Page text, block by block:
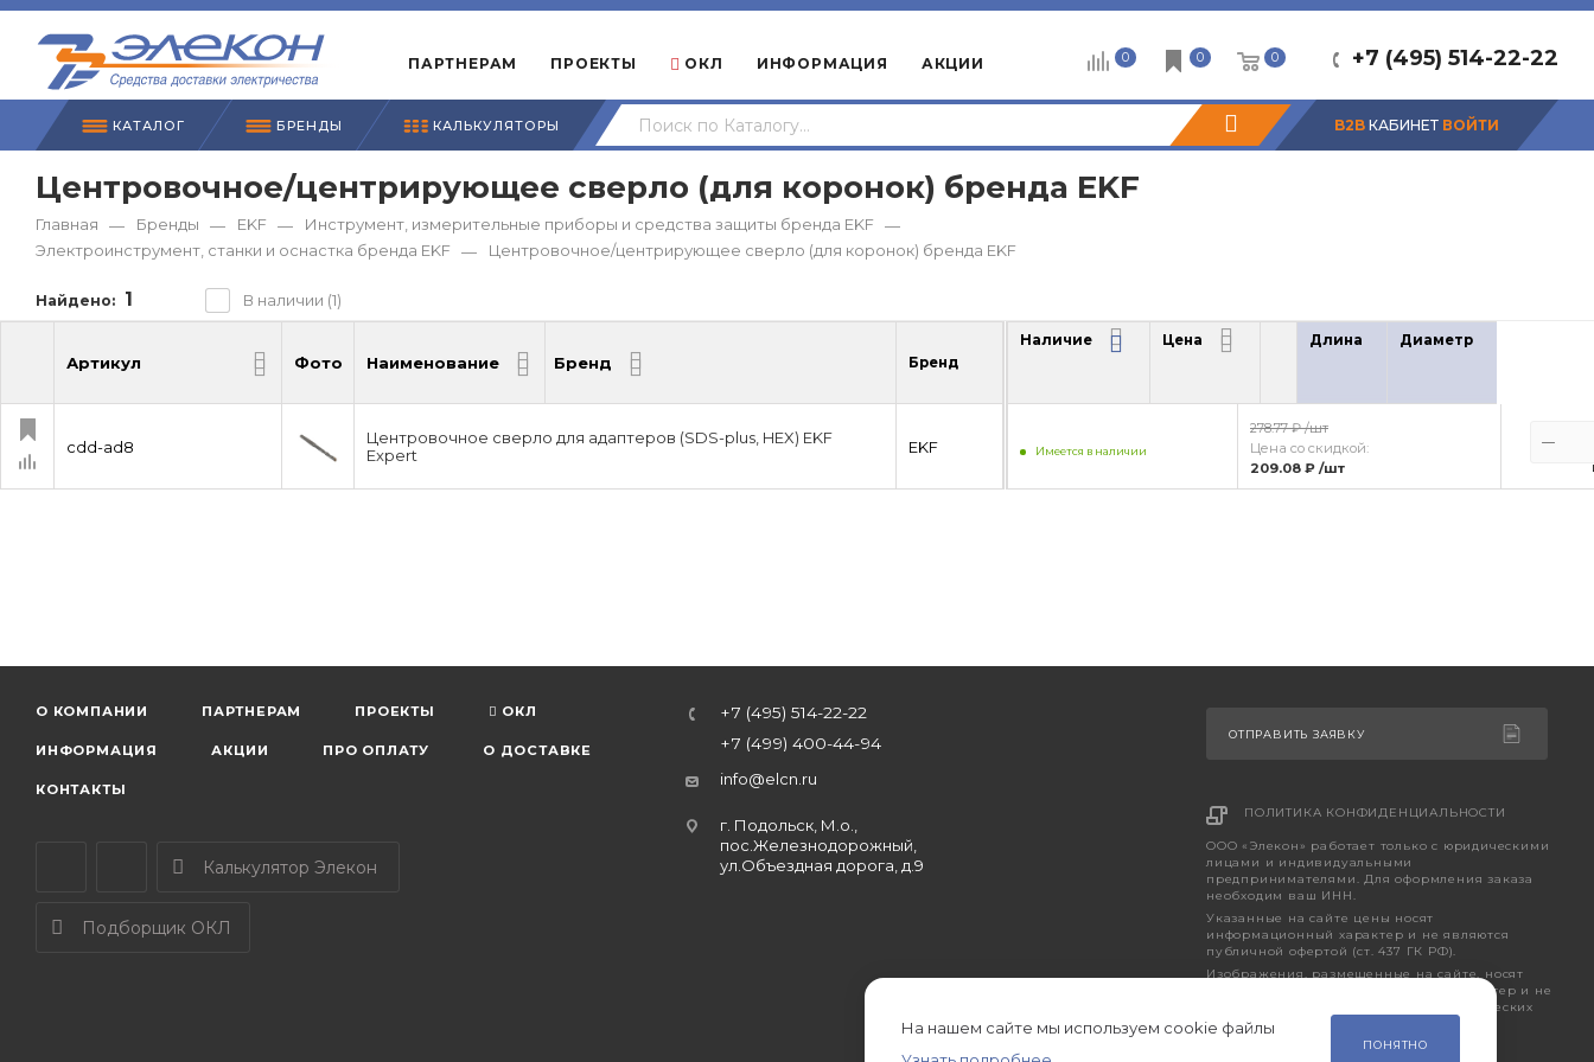
ПАРТНЕРАМ ПРОЕКТЫ ОКЛ ИНФОРМАЦИЯ АКЦИИ +7 (495) 514-22-22
0 0 0
B2B КАБИНЕТ ВОЙТИ
КАТАЛОГ БРЕНДЫ КАЛЬКУЛЯТОРЫ
Центровочное/центрирующее сверло (для коронок) бренда EKF
Главная — Бренды — EKF — Инструмент, измерительные приборы и средства защиты бренда EKF —
Электроинструмент, станки и оснастка бренда EKF — Центровочное/центрирующее сверло (для коронок) бренда EKF
Найдено: 1 В наличии (1)
Артикул Фото Наименование Бренд
Наличие Цена Длина
Диаметр
Артикул
Фото Наименование Бренд
cdd-ad8
Центровочное сверло для адаптеров (SDS-plus, HEX) EKF
Expert
EKF Имеется в наличии
278.77 ₽ /шт
Цена со скидкой:
209.08 ₽ /шт
О КОМПАНИИ ПАРТНЕРАМ ПРОЕКТЫ ОКЛ
ИНФОРМАЦИЯ АКЦИИ ПРО ОПЛАТУ О ДОСТАВКЕ
КОНТАКТЫ
Калькулятор Элекон
Подборщик ОКЛ
+7 (495) 514-22-22
+7 (499) 400-44-94
info@elcn.ru
г. Подольск, М.о.,
пос.Железнодорожный,
ул.Объездная дорога, д.9
ОТПРАВИТЬ ЗАЯВКУ
ПОЛИТИКА КОНФИДЕНЦИАЛЬНОСТИ
ООО «Элекон» работает только с юридическими
лицами и индивидуальными
предпринимателями. Для оформления заказа
необходим ваш ИНН.
Указанные на сайте цены носят
информационный характер и не являются
публичной офертой (ст. 437 ГК РФ).
Изображения, размещенные на сайте, носят
исключительно ознакомительный характер и не
являются точным отображением фактических
характеристик товара.
На нашем сайте мы используем cookie файлы
ПОНЯТНО